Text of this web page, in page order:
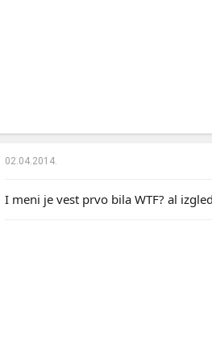
02.04.2014.
I meni je vest prvo bila WTF? al